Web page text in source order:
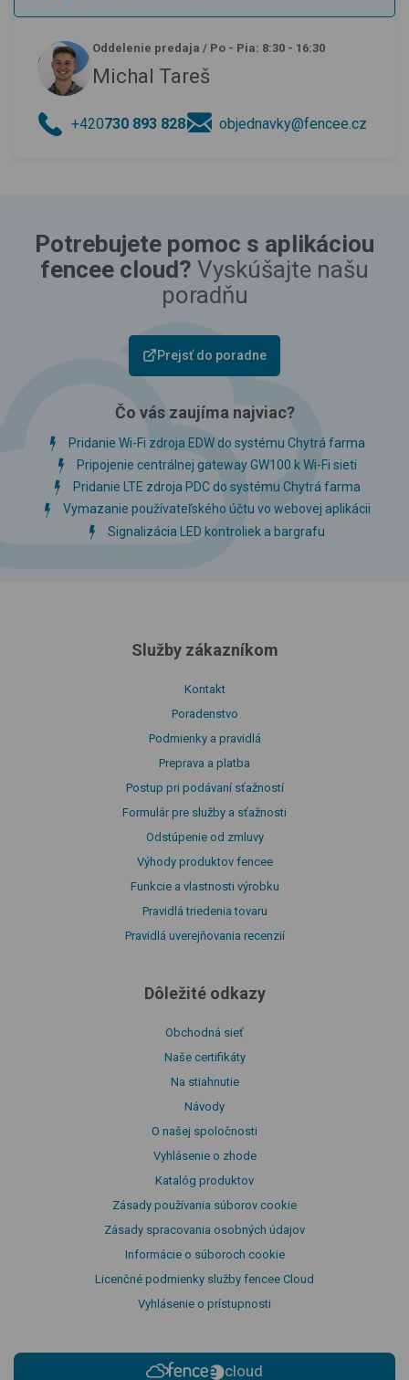
Oddelenie predaja / Po - Pia: 8:30 - 16:30
Michal Tareš
+420730 893 828 objednavky@fencee.cz
Potrebujete pomoc s aplikáciou
fencee cloud? Vyskúšajte našu
poradňu
Prejsť do poradne
Čo vás zaujíma najviac?
Pridanie Wi-Fi zdroja EDW do systému Chytrá farma
Pripojenie centrálnej gateway GW100 k Wi-Fi sieti
Pridanie LTE zdroja PDC do systému Chytrá farma
Vymazanie používateľského účtu vo webovej aplikácii
Signalizácia LED kontroliek a bargrafu
Služby zákazníkom
Kontakt
Poradenstvo
Podmienky a pravidlá
Preprava a platba
Postup pri podávaní sťažností
Formulár pre služby a sťažnosti
Odstúpenie od zmluvy
Výhody produktov fencee
Funkcie a vlastnosti výrobku
Pravidlá triedenia tovaru
Pravidlá uverejňovania recenzií
Dôležité odkazy
Obchodná sieť
Naše certifikáty
Na stiahnutie
Návody
O našej spoločnosti
Vyhlásenie o zhode
Katalóg produktov
Zásady používania súborov cookie
Zásady spracovania osobných údajov
Informácie o súboroch cookie
Licenčné podmienky služby fencee Cloud
Vyhlásenie o prístupnosti
cloud